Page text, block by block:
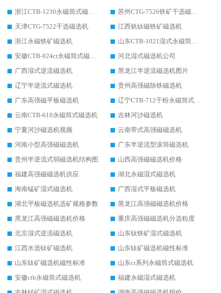
浙江CTB-1230永磁筒式磁选机生产厂家
苏州CTG-7526铁矿干选磁选机
天津CTG-7522干选磁选机
江西钒钛磁铁矿磁选机
浙江永磁铁矿磁选机
山东CTB-1021湿式永磁筒式磁选机
安徽CTB-924ct永磁筒式磁选机
河北湿式磁选机公司
广西湿式逆流磁选机
黑龙江半逆流磁选机图片
辽宁半逆流式磁选机
贵州高强磁除铁磁选机
广东高强磁平板磁选机
辽宁CTB-712干粉永磁筒式磁选机
云南CTB-618永磁筒式磁选机
吉林河沙磁选机
宁夏河沙磁选机视频
云南带式高强磁磁选机
河南小型高强磁磁选机
广东半逆流型滚筒磁选机
贵州半逆流式弱磁选机结构图
山西高强磁磁选机价格
福建高强磁磁选机供应
湖北永磁湿式磁选机
海南锰矿湿式磁选机
广西湿式平板磁选机
湖北平板磁选机选矿规格参数
黑龙江高强磁磁选机价格
黑龙江高强磁磁选机价格
重庆高强磁磁选机分选粒度
北京湿式逆流磁选机
山东钛铁矿湿式磁选机
江西水选钛矿磁选机
山东钛矿磁选机磁性标准
山东钛矿磁选机磁性标准
山东ct系列永磁筒式磁选机
安徽ctb永磁筒式磁选机
福建永磁湿式磁选机